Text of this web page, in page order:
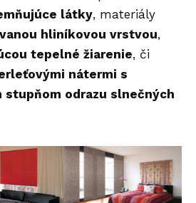
látky, materiály
hliníkovou vrstvou,
tepelné žiarenie, či
nátermi s
stupňom odrazu slnečných